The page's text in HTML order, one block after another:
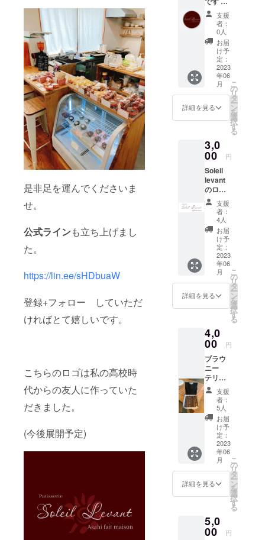
是非足を運んでくださいま
せ。
公式ラインも立ち上げまし
た。
https://lin.ee/sHDbuaW
登録+フォロー していただ
ければとて嬉しいです。
こちらのロゴは私の高校時
代からの友人に作っていた
だきました。
(今後展開予定)
ネット
・デ
ザイ
ン オ
リジナ
ルロゴ
・カ
ラー展
開 赤
イズ感
は3枚目
を参照
下さ
い。 ※
新しい
デザイ
ンでに
代わる
可能性
があり
ます。
※ランダ
りま
す。 ・
商品サ
イズ
直径7セ
ンチほ
ど ・
材
缶バッ
チ ・
デザイ
ン オ
リジナ
ルロゴ
・カ
ラー展
支援
者：
0人
お届
け予
定：
2023
年06
月
詳細を見る
こ
の
リ
タ
ー
ン
を
選
択
す
る
3,0
00 円
Soleil
levant
のロゴ
入りタ
オルで
す。
フェイ
スタオ
ルサイ
ズです
※写真は
イメー
ジです
・商
品サイ
ズ
スタオ
ル ・
素
材
綿 ・
デザイ
ン オ
リジナ
ルロゴ
・カ
ラー展
開 白
支援
者：
4人
お届
け予
定：
2023
年06
月
詳細を見る
こ
の
リ
タ
ー
ン
を
選
択
す
る
4,0
00 円
ブラウ
ニー
テリー
ヌショ
コラの
4本セッ
トで
す。 特
定原材
料:小
麦
卵
支援
者：
5人
お届
け予
定：
2023
年06
月
詳細を見る
こ
の
リ
タ
ー
ン
を
選
択
す
る
5,0
00 円